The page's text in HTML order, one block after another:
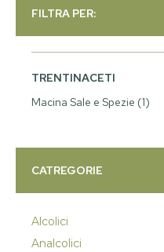
FILTRA PER:
TRENTINACETI
Macina Sale e Spezie (1)
CATREGORIE
Alcolici
Analcolici